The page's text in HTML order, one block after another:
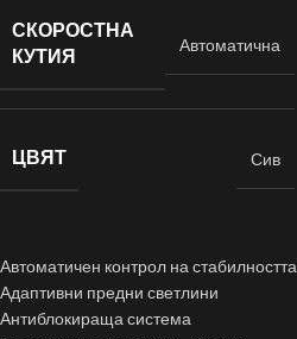
СКОРОСТНА
КУТИЯ
Автоматична
ЦВЯТ Сив
Автоматичен контрол на стабилността
Адаптивни предни светлини
Антиблокираща система